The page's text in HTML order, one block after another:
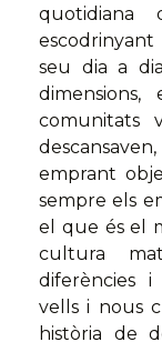
quotidiana
escodrinyant
seu dia a
comunitats
emprant
sempre els
el que és el
cultura
diferències
vells i nous
història de